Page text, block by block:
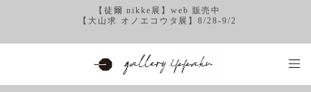
【徒爾 nikke展】web 販売中
【大山求 オノエコウタ展】8/28-9/2